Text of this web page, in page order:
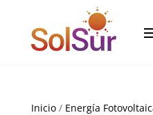
Inicio/ Energía